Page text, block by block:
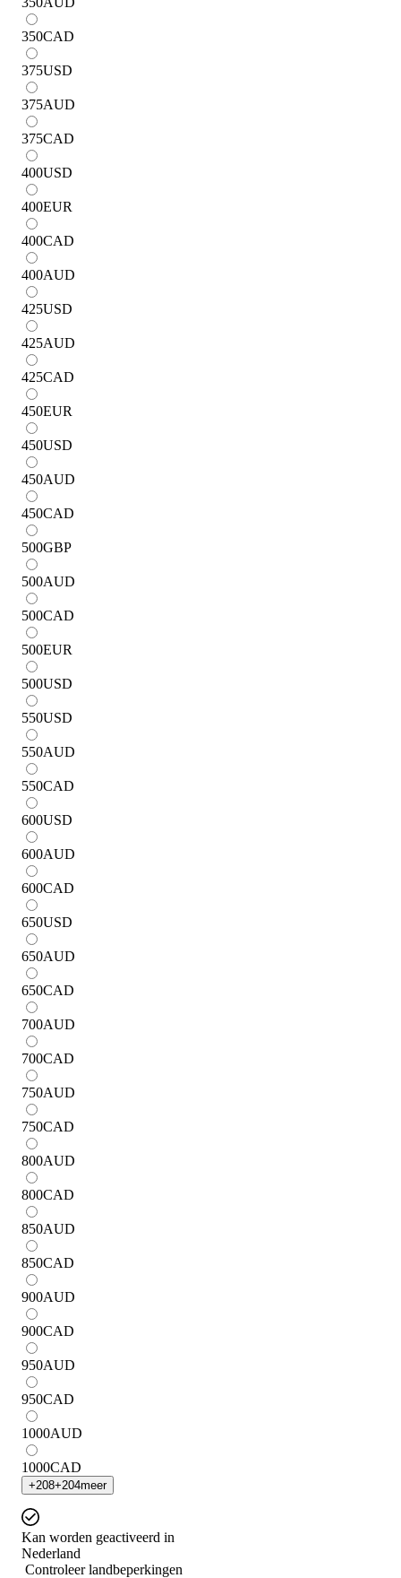
350CAD
375USD
375AUD
375CAD
400USD
400EUR
400CAD
400AUD
425USD
425AUD
425CAD
450EUR
450USD
450AUD
450CAD
500GBP
500AUD
500CAD
500EUR
500USD
550USD
550AUD
550CAD
600USD
600AUD
600CAD
650USD
650AUD
650CAD
700AUD
700CAD
750AUD
750CAD
800AUD
800CAD
850AUD
850CAD
900AUD
900CAD
950AUD
950CAD
1000AUD
1000CAD
+208+204meer
Kan worden geactiveerd in
Nederland
Controleer landbeperkingen